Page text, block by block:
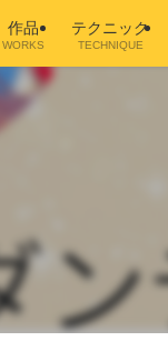
作品
WORKS
テクニック
TECHNIQUE